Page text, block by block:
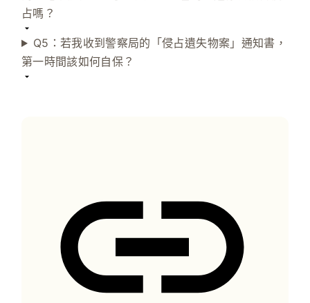
占嗎？
Q5：若我收到警察局的「侵占遺失物案」通知書，
第一時間該如何自保？